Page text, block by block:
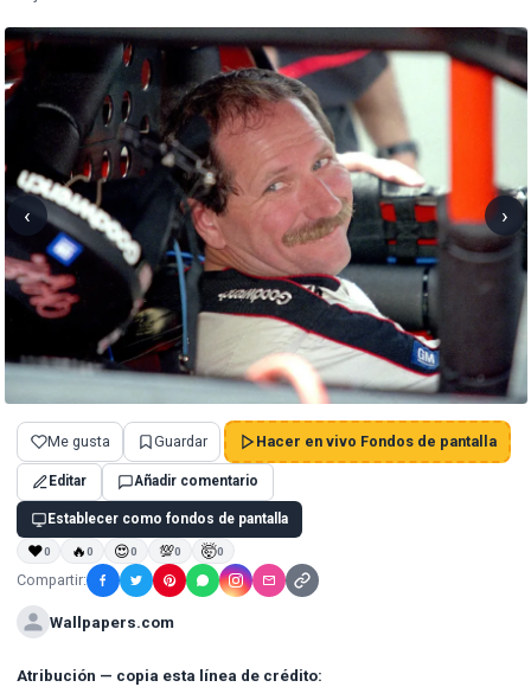
‹ ›
Me gusta Guardar Hacer en vivo Fondos de pantalla
Editar Añadir comentario
Establecer como fondos de pantalla
❤0 🔥0 😍0 💯0 🤯0
Compartir:
Wallpapers.com
Atribución — copia esta línea de crédito: